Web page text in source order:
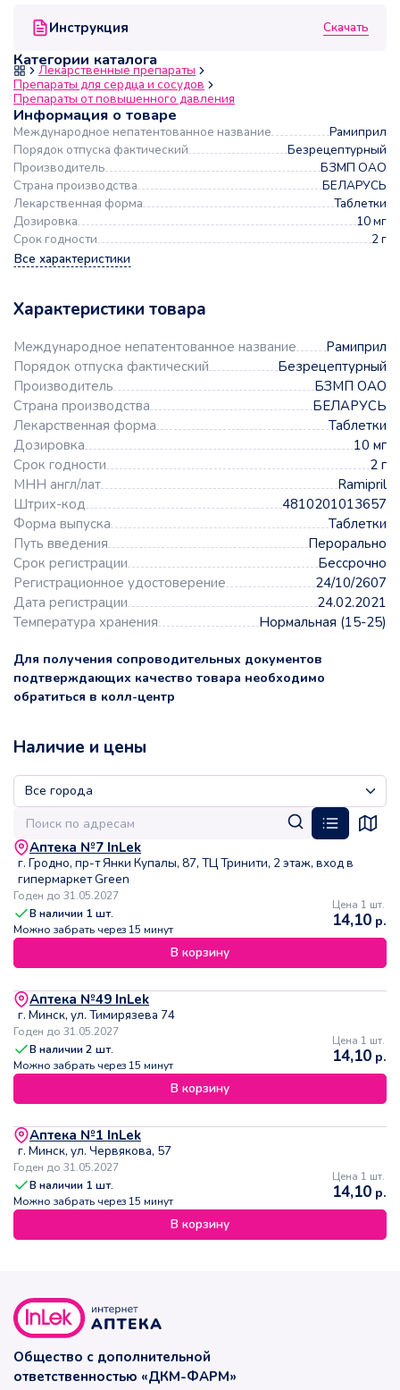
Инструкция Скачать
Категории каталога
Лекарственные препараты
Препараты для сердца и сосудов
Препараты от повышенного давления
Информация о товаре
Международное непатентованное название
Рамиприл
Порядок отпуска фактический
Безрецептурный
Производитель
БЗМП ОАО
Страна производства
БЕЛАРУСЬ
Лекарственная форма
Таблетки
Дозировка
10 мг
Срок годности
2 г
Все характеристики
Характеристики товара
Международное непатентованное название
Рамиприл
Порядок отпуска фактический
Безрецептурный
Производитель
БЗМП ОАО
Страна производства
БЕЛАРУСЬ
Лекарственная форма
Таблетки
Дозировка
10 мг
Срок годности
2 г
МНН англ/лат
Ramipril
Штрих-код
4810201013657
Форма выпуска
Таблетки
Путь введения
Перорально
Срок регистрации
Бессрочно
Регистрационное удостоверение
24/10/2607
Дата регистрации
24.02.2021
Температура хранения
Нормальная (15-25)
Для получения сопроводительных документов
подтверждающих качество товара необходимо
обратиться в колл-центр
Наличие и цены
Аптека №7 InLek
г. Гродно, пр-т Янки Купалы, 87, ТЦ Тринити, 2 этаж, вход в
гипермаркет Green
Годен до 31.05.2027
В наличии 1 шт.
Можно забрать через 15 минут
Цена 1 шт.
14,10 р.
В корзину
Аптека №49 InLek
г. Минск, ул. Тимирязева 74
Годен до 31.05.2027
В наличии2 шт.
Можно забрать через 15 минут
Цена 1 шт.
14,10 р.
В корзину
Аптека №1 InLek
г. Минск, ул. Червякова, 57
Годен до 31.05.2027
В наличии 1 шт.
Можно забрать через 15 минут
Цена 1 шт.
14,10 р.
В корзину
Общество с дополнительной
ответственностью «ДКМ-ФАРМ»